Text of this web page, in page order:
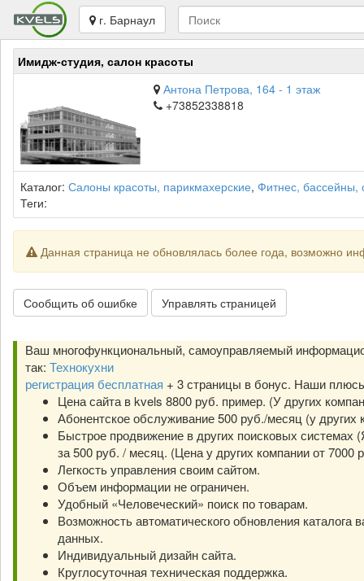
г. Барнаул
Имидж-студия, салон красоты
Антона Петрова, 164 - 1 этаж
+73852338818
Каталог: Салоны красоты, парикмахерские, Фитнес, бассейны,
Теги:
Данная страница не обновлялась более года, возможно
Сообщить об ошибке Управлять страницей
Ваш многофункциональный, самоуправляемый
так: Технокухни
регистрация бесплатная + 3 страницы в бонус. Наши
Цена сайта в kvels 8800 руб. пример. (У других
Абонентское обслуживание 500 руб./месяц (у других
Быстрое продвижение в других поисковых системах
за 500 руб. / месяц. (Цена у других компании от 7000
Легкость управления своим сайтом.
Объем информации не ограничен.
Удобный «Человеческий» поиск по товарам.
Возможность автоматического обновления каталога
данных.
Индивидуальный дизайн сайта.
Круглосуточная техническая поддержка.